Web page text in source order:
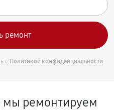
с Политикой конфиденциальности
мы ремонтируем